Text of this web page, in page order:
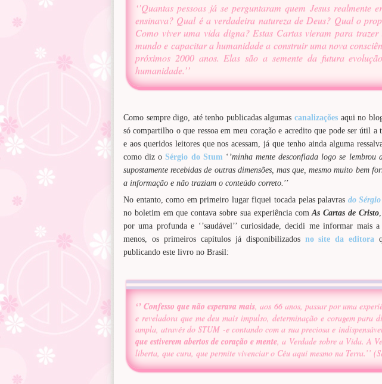
‘’Quantas pessoas já se perguntaram quem Jesus realmente
ensinava? Qual é a verdadeira natureza de Deus? Qual o
Como viver uma vida digna? Estas Cartas vieram para
mundo e capacitar a humanidade a construir uma nova
próximos 2000 anos. Elas são a semente da futura
humanidade.’’
Como sempre digo, até tenho publicadas algumas canalizações aqui no
só compartilho o que ressoa em meu coração e acredito que pode ser útil a
e aos queridos leitores que nos acessam, já que tenho ainda alguma
como diz oSérgio do Stum ‘ ’minha mente desconfiada logo se lembrou
supostamente recebidas de outras dimensões, mas que, mesmo muito bem
a informação e não traziam o conteúdo correto. ’’
No entanto, como em primeiro lugar fiquei tocada pelas palavras do Sérgio
no boletim em que contava sobre sua experiência comAs Cartas de Cristo
por uma profunda e ‘’saudável’’ curiosidade, decidi me informar mais
menos, os primeiros capítulos já disponibilizados no site da editora
publicando este livro no Brasil:
‘’ Confesso que não esperava mais , aos 66 anos, passar por uma
e reveladora que me deu mais impulso, determinação e coragem para
ampla, através do STUM -e contando com a sua preciosa e
que estiverem abertos de coração e mente , a Verdade sobre a Vida. A
liberta, que cura, que permite vivenciar o Céu aqui mesmo na Terra.’’